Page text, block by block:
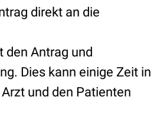
direkt an die
den Antrag und
Dies kann einige Zeit in
und den Patienten